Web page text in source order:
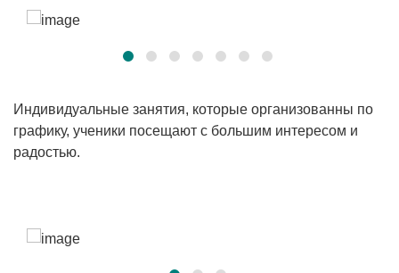
Индивидуальные занятия, которые организованны по
графику, ученики посещают с большим интересом и
радостью.